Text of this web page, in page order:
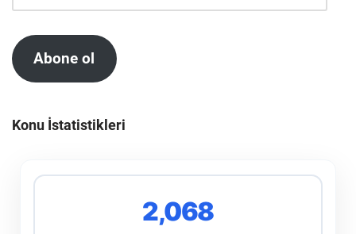
Abone ol
Konu İstatistikleri
2,068